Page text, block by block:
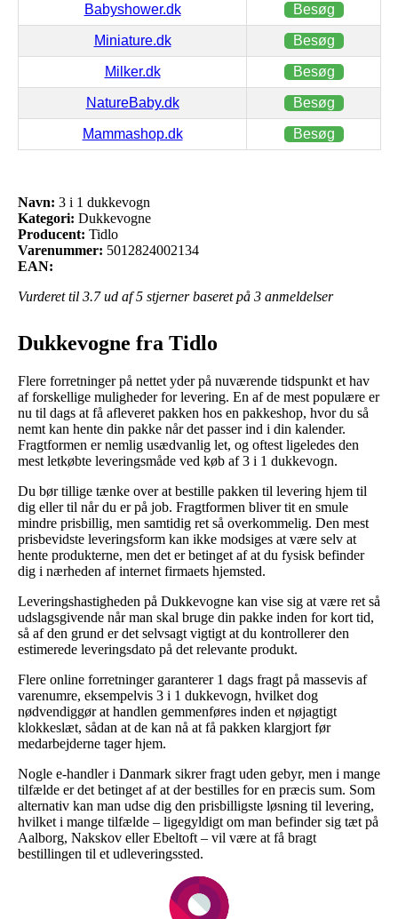
Babyshower.dk Besøg
Miniature.dk Besøg
Milker.dk Besøg
NatureBaby.dk Besøg
Mammashop.dk Besøg
Navn: 3 i 1 dukkevogn
Kategori: Dukkevogne
Producent: Tidlo
Varenummer: 5012824002134
EAN:
Vurderet til 3.7ud af 5 stjerner baseret på 3 anmeldelser
Dukkevogne fra Tidlo
Flere forretninger på nettet yder på nuværende tidspunkt et hav
af forskellige muligheder for levering. En af de mest populære er
nu til dags at få afleveret pakken hos en pakkeshop, hvor du så
nemt kan hente din pakke når det passer ind i din kalender.
Fragtformen er nemlig usædvanlig let, og oftest ligeledes den
mest letkøbte leveringsmåde ved køb af 3 i 1 dukkevogn.
Du bør tillige tænke over at bestille pakken til levering hjem til
dig eller til når du er på job. Fragtformen bliver tit en smule
mindre prisbillig, men samtidig ret så overkommelig. Den mest
prisbevidste leveringsform kan ikke modsiges at være selv at
hente produkterne, men det er betinget af at du fysisk befinder
dig i nærheden af internet firmaets hjemsted.
Leveringshastigheden på Dukkevogne kan vise sig at være ret så
udslagsgivende når man skal bruge din pakke inden for kort tid,
så af den grund er det selvsagt vigtigt at du kontrollerer den
estimerede leveringsdato på det relevante produkt.
Flere online forretninger garanterer 1 dags fragt på massevis af
varenumre, eksempelvis 3 i 1 dukkevogn, hvilket dog
nødvendiggør at handlen gemmenføres inden et nøjagtigt
klokkeslæt, sådan at de kan nå at få pakken klargjort før
medarbejderne tager hjem.
Nogle e-handler i Danmark sikrer fragt uden gebyr, men i mange
tilfælde er det betinget af at der bestilles for en præcis sum. Som
alternativ kan man udse dig den prisbilligste løsning til levering,
hvilket i mange tilfælde – ligegyldigt om man befinder sig tæt på
Aalborg, Nakskov eller Ebeltoft – vil være at få bragt
bestillingen til et udleveringssted.